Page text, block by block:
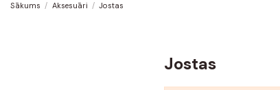
Sākums Aksesuāri Jostas
Jostas